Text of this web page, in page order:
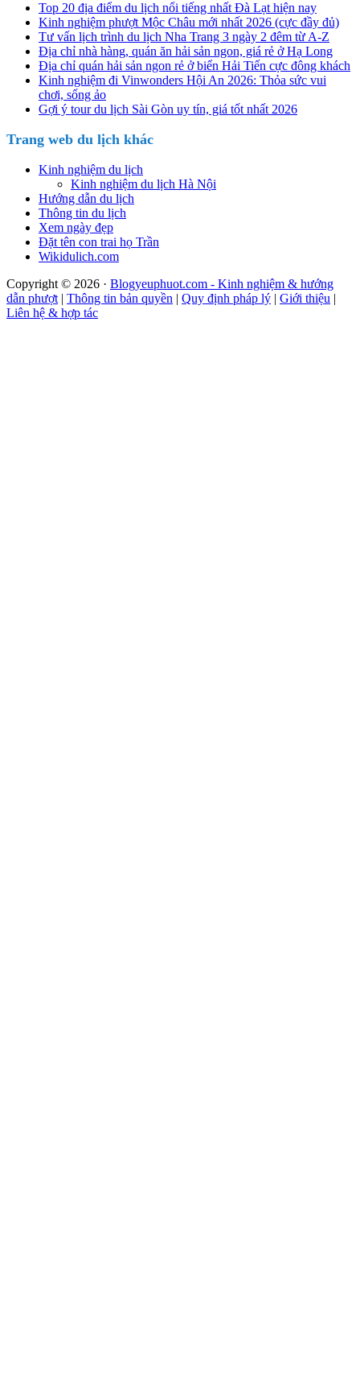
Top 20 địa điểm du lịch nổi tiếng nhất Đà Lạt hiện nay
Kinh nghiệm phượt Mộc Châu mới nhất 2026 (cực đầy đủ)
Tư vấn lịch trình du lịch Nha Trang 3 ngày 2 đêm từ A-Z
Địa chỉ nhà hàng, quán ăn hải sản ngon, giá rẻ ở Hạ Long
Địa chỉ quán hải sản ngon rẻ ở biển Hải Tiến cực đông khách
Kinh nghiệm đi Vinwonders Hội An 2026: Thỏa sức vui
chơi, sống ảo
Gợi ý tour du lịch Sài Gòn uy tín, giá tốt nhất 2026
Trang web du lịch khác
Kinh nghiệm du lịch
Kinh nghiệm du lịch Hà Nội
Hướng dẫn du lịch
Thông tin du lịch
Xem ngày đẹp
Đặt tên con trai họ Trần
Wikidulich.com
Copyright © 2026 · Blogyeuphuot.com - Kinh nghiệm & hướng
dẫn phượt | Thông tin bản quyền | Quy định pháp lý | Giới thiệu |
Liên hệ & hợp tác